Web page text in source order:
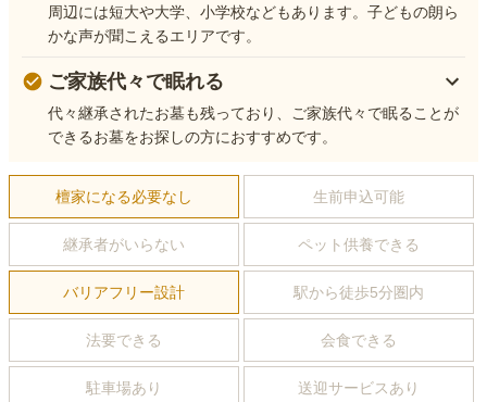
周辺には短大や大学、小学校などもあります。子どもの朗ら
かな声が聞こえるエリアです。
ご家族代々で眠れる
代々継承されたお墓も残っており、ご家族代々で眠ることが
できるお墓をお探しの方におすすめです。
檀家になる必要なし 生前申込可能
継承者がいらない ペット供養できる
バリアフリー設計 駅から徒歩5分圏内
法要できる 会食できる
駐車場あり 送迎サービスあり